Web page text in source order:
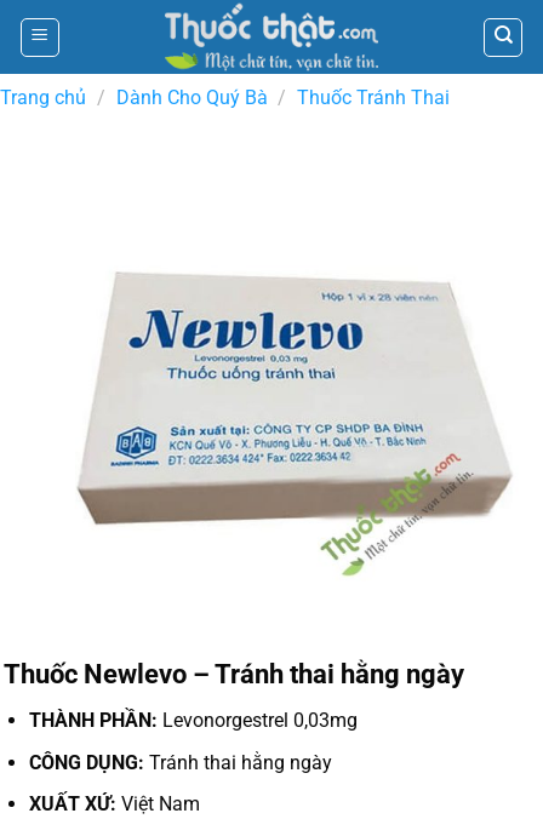
Skip
content
Trang chủ / Dành Cho Quý Bà / Thuốc Tránh Thai
Thuốc Newlevo – Tránh thai hằng ngày
THÀNH PHẦN: Levonorgestrel 0,03mg
CÔNG DỤNG: Tránh thai hằng ngày
XUẤT XỨ: Việt Nam